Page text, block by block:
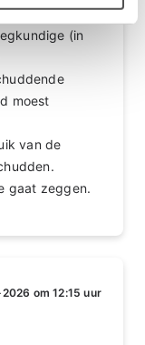
een afspraak
(in
moest
van de
gaat zeggen.
om 12:15 uur